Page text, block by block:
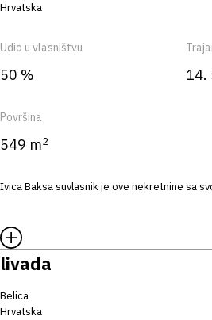
Hrvatska
Udio u vlasništvu
50 % 14.
Površina
549 m2
Ivica Baksa suvlasnik je ove nekretnine sa
livada
Belica
Hrvatska